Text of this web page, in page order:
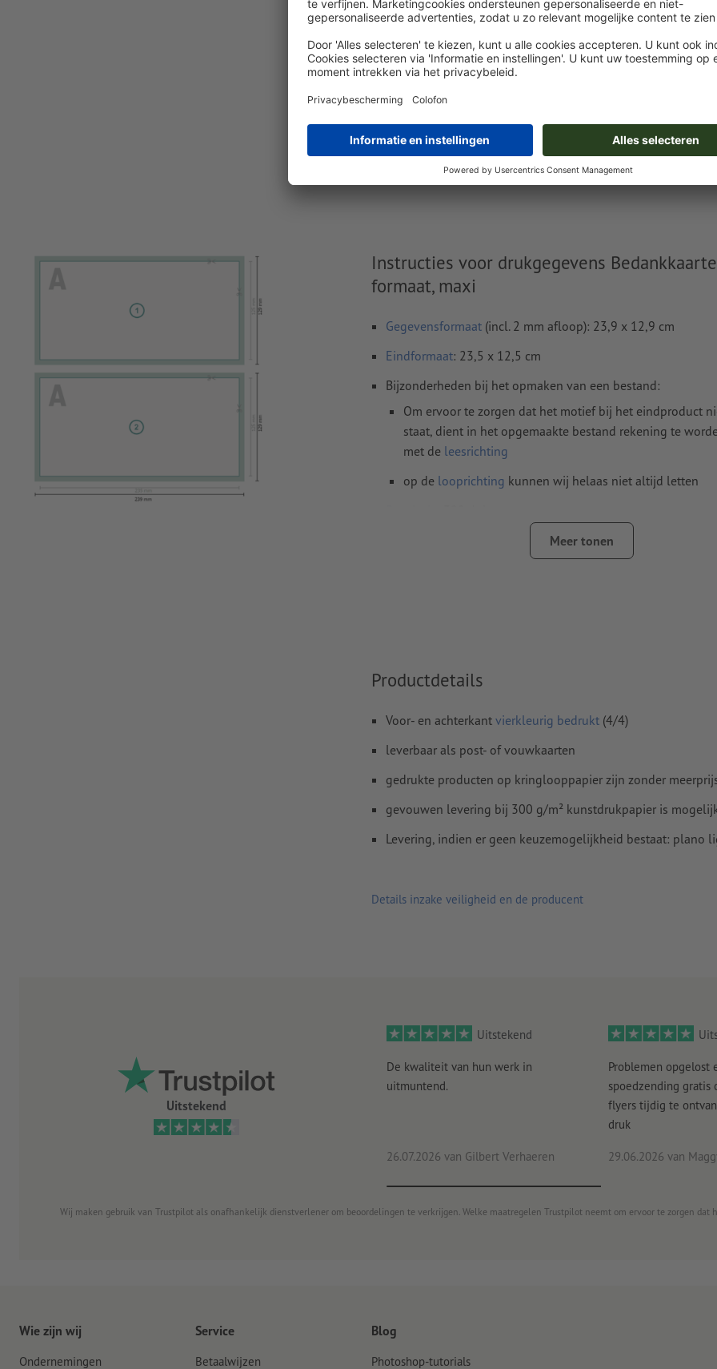
Nu uploaden
excl. btw
€ 26,72
do. 13 aug.
88,1 g
Instructies voor drukgegevens
formaat, maxi
Gegevensformaat (incl. 2 mm afloop): 23,9 x 12,9 cm
Eindformaat: 23,5 x 12,5 cm
Bijzonderheden bij het opmaken van een bestand:
Om ervoor te zorgen dat het motief bij het eindproduct
staat, dient in het opgemaakte bestand rekening te
met de leesrichting
op de looprichting kunnen wij helaas niet altijd letten
aanhouden, belangrijke informatie
4 mm afstand ten opzichte van het eindformaat
Commentarenworden verwijderd en niet afgedrukt
Inhoud vanformulierveldenworden mee afgedrukt
Hoe maak ik afdrukgegevens correct?
Meer tonen
Productdetails
Voor- en achterkant vierkleurig bedrukt (4/4)
leverbaar als post- of vouwkaarten
gedrukte producten op kringlooppapier zijn zonder
gevouwen levering bij 300 g/m² kunstdrukpapier is
Levering, indien er geen keuzemogelijkheid bestaat: plano
Details inzake veiligheid en de producent
Uitstekend
Uitstekend
De kwaliteit van hun werk in
uitmuntend.
26.07.2026 van Gilbert Verhaeren
Problemen opgelost
spoedzending gratis
flyers tijdig te
druk
29.06.2026 van
Wij maken gebruik van Trustpilot als onafhankelijk dienstverlener om beoordelingen te verkrijgen. Welke maatregelen Trustpilot neemt om ervoor te zorgen dat
Wie zijn wij
Ondernemingen
Service
Betaalwijzen
Blog
Photoshop-tutorials